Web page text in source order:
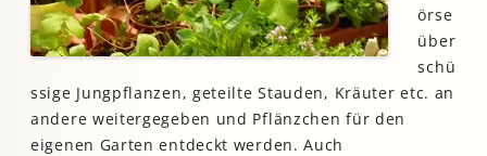
örse
über
schü
ssige Jungpflanzen, geteilte Stauden, Kräuter etc. an
andere weitergegeben und Pflänzchen für den
eigenen Garten entdeckt werden. Auch